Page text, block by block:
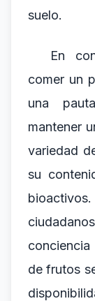
suelo.
En
comer un
una
mantener
variedad
su
de frutos